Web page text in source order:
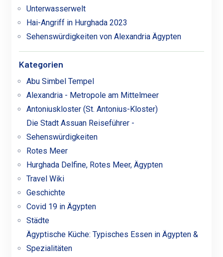
Unterwasserwelt
Hai-Angriff in Hurghada 2023
Sehenswürdigkeiten von Alexandria Ägypten
Kategorien
Abu Simbel Tempel
Alexandria - Metropole am Mittelmeer
Antoniuskloster (St. Antonius-Kloster)
Die Stadt Assuan Reiseführer -
Sehenswürdigkeiten
Rotes Meer
Hurghada Delfine, Rotes Meer, Ägypten
Travel Wiki
Geschichte
Covid 19 in Ägypten
Städte
Ägyptische Küche: Typisches Essen in Ägypten &
Spezialitäten